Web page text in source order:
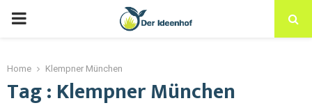
Home Klempner München
Tag : Klempner München